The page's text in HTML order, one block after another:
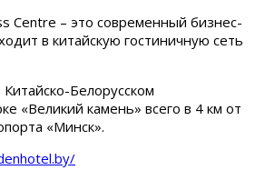
Centre – это современный бизнес-
в китайскую гостиничную сеть
Белорусском
«Великий камень» всего в 4 км от
«Минск».